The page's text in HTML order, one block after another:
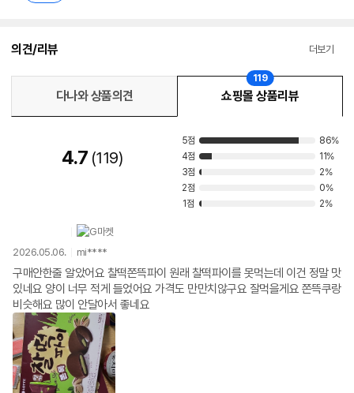
의견/리뷰 더보기
다나와 상품의견 쇼핑몰 상품리뷰
119
4.7 119
5점
86%
4점
11%
3점
2%
2점
0%
1점
2%
2026.05.06. mi****
구매안한줄 알았어요 찰떡쫀뜩파이 원래 찰떡파이를 못먹는데 이건 정말 맛
있네요 양이 너무 적게 들었어요 가격도 만만치않구요 잘먹을게요 쫀뜩쿠랑
비슷해요 많이 안달아서 좋네요